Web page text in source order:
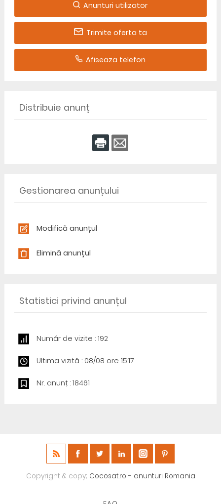
Anunturi utilizator
Trimite oferta ta
Afiseaza telefon
Distribuie anunț
Gestionarea anunțului
Modifică anunțul
Elimină anunțul
Statistici privind anunțul
Număr de vizite : 192
Ultima vizită : 08/08 ore 15:17
Nr. anunț : 18461
Copyright & copy; Cocosat.ro - anunturi Romania